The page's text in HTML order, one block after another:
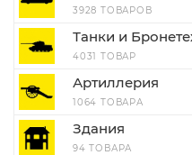
3928 ТОВАРОВ
Танки и
4031 ТОВАР
Артиллерия
1064 ТОВАРА
Здания
94 ТОВАРА